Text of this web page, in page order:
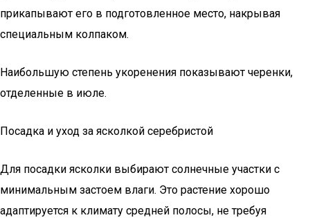
прикапывают его в подготовленное место, накрывая
специальным колпаком.
Наибольшую степень укоренения показывают черенки,
отделенные в июле.
Посадка и уход за ясколкой серебристой
Для посадки ясколки выбирают солнечные участки с
минимальным застоем влаги. Это растение хорошо
адаптируется к климату средней полосы, не требуя